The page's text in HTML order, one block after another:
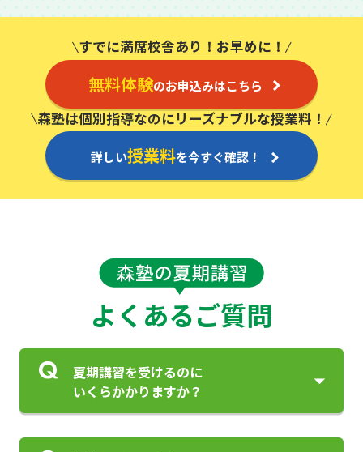
すでに満席校舎あり！お早めに！
無料体験のお申込みはこちら
森塾は個別指導なのにリーズナブルな授業料！
詳しい授業料を今すぐ確認！
よくあるご質問
夏期講習を受けるのに
いくらかかりますか？